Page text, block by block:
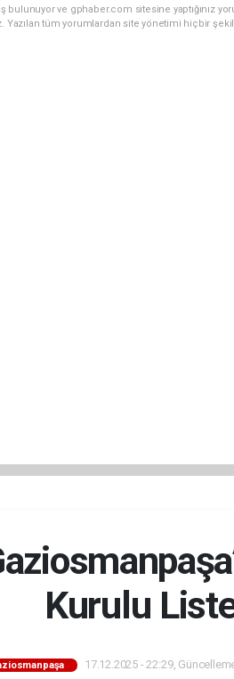
bulunuyor ve gphaber.com sitesine yaptığınız
Yazılan tüm yorumlardan site yönetimi hiçbir
Kurulu
17.12.2025 - 22:29,